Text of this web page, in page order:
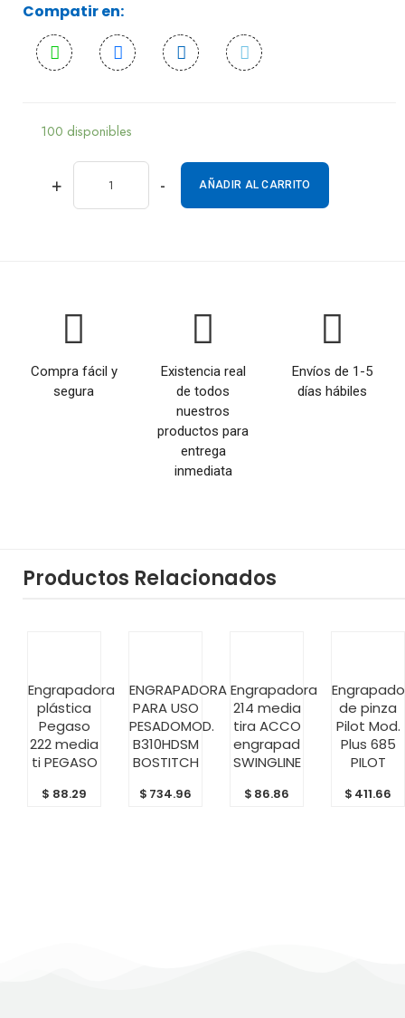
Compatir en:
100 disponibles
+ - AÑADIR AL CARRITO
Compra fácil y
segura
Existencia real
de todos
nuestros
productos para
entrega
inmediata
Envíos de 1-5
días hábiles
Productos Relacionados
AL
CARRITO
Engrapadora
plástica
Pegaso
222 media
ti PEGASO
$ 88.29
AL
CARRITO
ENGRAPADORA
PARA USO
PESADOMOD.
B310HDSM
BOSTITCH
$ 734.96
AL
CARRITO
Engrapadora
214 media
tira ACCO
engrapad
SWINGLINE
$ 86.86
AL
CARRITO
de pinza
Pilot Mod.
Plus 685
PILOT
$ 411.66